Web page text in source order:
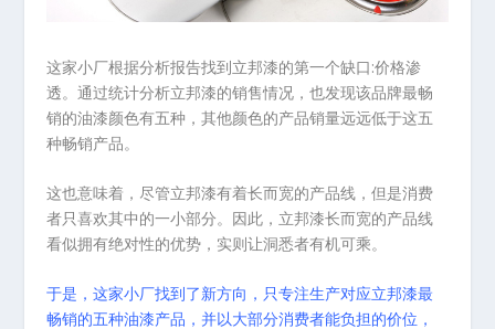
这家小厂根据分析报告找到立邦漆的第一个缺口:价格渗
透。通过统计分析立邦漆的销售情况，也发现该品牌最畅
销的油漆颜色有五种，其他颜色的产品销量远远低于这五
种畅销产品。
这也意味着，尽管立邦漆有着长而宽的产品线，但是消费
者只喜欢其中的一小部分。因此，立邦漆长而宽的产品线
看似拥有绝对性的优势，实则让洞悉者有机可乘。
于是，这家小厂找到了新方向，只专注生产对应立邦漆最
畅销的五种油漆产品，并以大部分消费者能负担的价位，